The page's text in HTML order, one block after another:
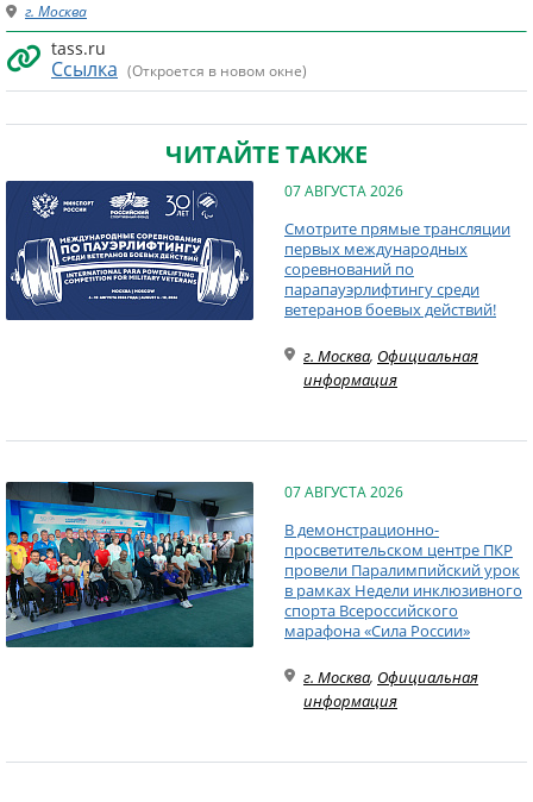
г. Москва
tass.ru
Ссылка (Откроется в новом окне)
ЧИТАЙТЕ ТАКЖЕ
07 АВГУСТА 2026
Смотрите прямые трансляции
первых международных
соревнований по
парапауэрлифтингу среди
ветеранов боевых действий!
г. Москва, Официальная
информация
07 АВГУСТА 2026
В демонстрационно-
просветительском центре ПКР
провели Паралимпийский урок
в рамках Недели инклюзивного
спорта Всероссийского
марафона «Сила России»
г. Москва, Официальная
информация